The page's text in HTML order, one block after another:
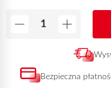
Bezpieczna